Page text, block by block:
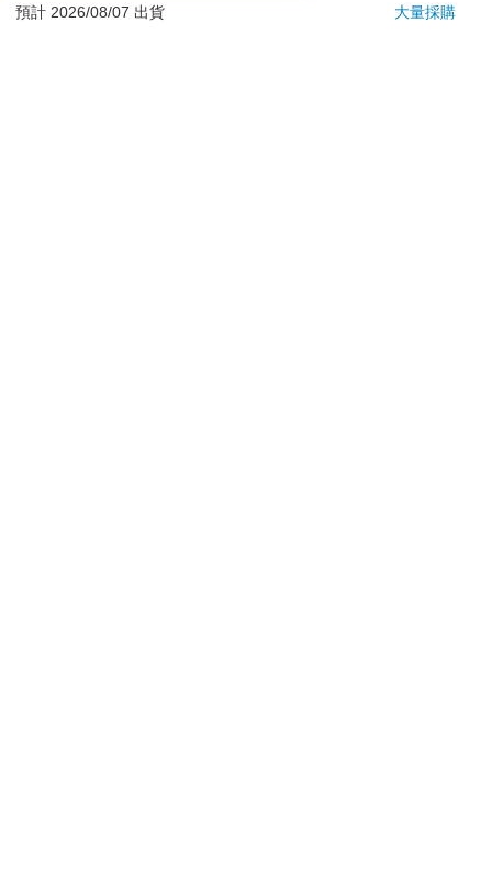
退換貨須知：
預計 2026/08/07 出貨
大量採購